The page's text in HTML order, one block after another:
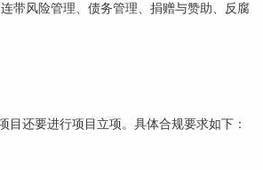
带风险管理、债务管理、捐赠与赞助、反腐
目还要进行项目立项。具体合规要求如下：